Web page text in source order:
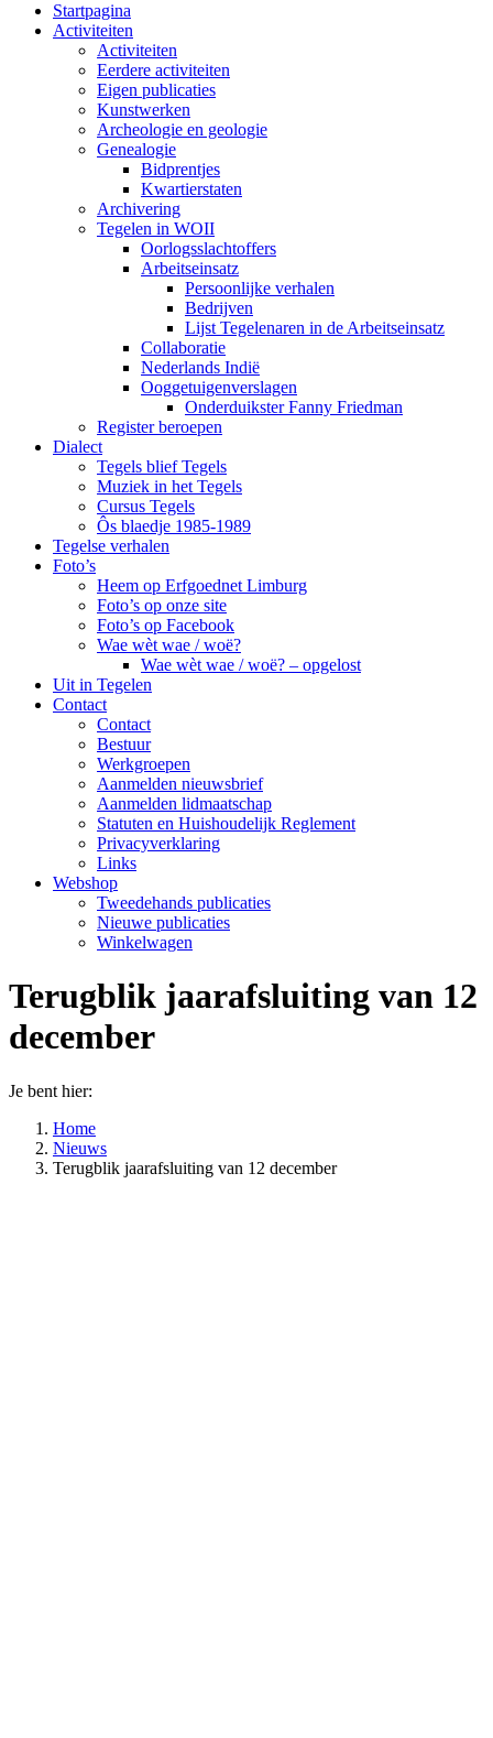
Startpagina
Activiteiten
Activiteiten
Eerdere activiteiten
Eigen publicaties
Kunstwerken
Archeologie en geologie
Genealogie
Bidprentjes
Kwartierstaten
Archivering
Tegelen in WOII
Oorlogsslachtoffers
Arbeitseinsatz
Persoonlijke verhalen
Bedrijven
Lijst Tegelenaren in de Arbeitseinsatz
Collaboratie
Nederlands Indië
Ooggetuigenverslagen
Onderduikster Fanny Friedman
Register beroepen
Dialect
Tegels blief Tegels
Muziek in het Tegels
Cursus Tegels
Ôs blaedje 1985-1989
Tegelse verhalen
Foto’s
Heem op Erfgoednet Limburg
Foto’s op onze site
Foto’s op Facebook
Wae wèt wae / woë?
Wae wèt wae / woë? – opgelost
Uit in Tegelen
Contact
Contact
Bestuur
Werkgroepen
Aanmelden nieuwsbrief
Aanmelden lidmaatschap
Statuten en Huishoudelijk Reglement
Privacyverklaring
Links
Webshop
Tweedehands publicaties
Nieuwe publicaties
Winkelwagen
Terugblik jaarafsluiting van 12
december
Je bent hier:
Home
Nieuws
Terugblik jaarafsluiting van 12 december